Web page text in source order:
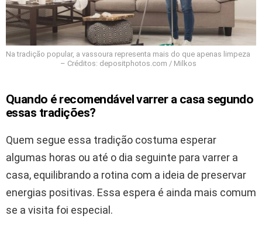
Na tradição popular, a vassoura representa mais do que apenas limpeza
– Créditos: depositphotos.com / Milkos
Quando é recomendável varrer a casa segundo
essas tradições?
Quem segue essa tradição costuma esperar
algumas horas ou até o dia seguinte para varrer a
casa, equilibrando a rotina com a ideia de preservar
energias positivas. Essa espera é ainda mais comum
se a visita foi especial.